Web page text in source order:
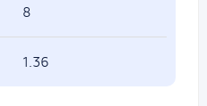
8
1.36